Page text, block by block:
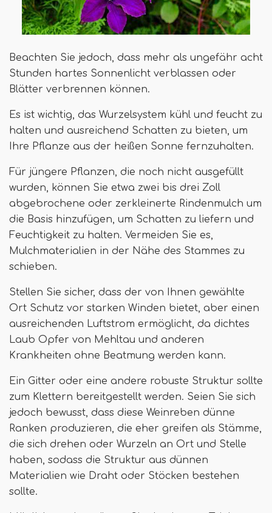
Beachten Sie jedoch, dass mehr als ungefähr acht
Stunden hartes Sonnenlicht verblassen oder
Blätter verbrennen können.
Es ist wichtig, das Wurzelsystem kühl und feucht zu
halten und ausreichend Schatten zu bieten, um
Ihre Pflanze aus der heißen Sonne fernzuhalten.
Für jüngere Pflanzen, die noch nicht ausgefüllt
wurden, können Sie etwa zwei bis drei Zoll
abgebrochene oder zerkleinerte Rindenmulch um
die Basis hinzufügen, um Schatten zu liefern und
Feuchtigkeit zu halten. Vermeiden Sie es,
Mulchmaterialien in der Nähe des Stammes zu
schieben.
Stellen Sie sicher, dass der von Ihnen gewählte
Ort Schutz vor starken Winden bietet, aber einen
ausreichenden Luftstrom ermöglicht, da dichtes
Laub Opfer von Mehltau und anderen
Krankheiten ohne Beatmung werden kann.
Ein Gitter oder eine andere robuste Struktur sollte
zum Klettern bereitgestellt werden. Seien Sie sich
jedoch bewusst, dass diese Weinreben dünne
Ranken produzieren, die eher greifen als Stämme,
die sich drehen oder Wurzeln an Ort und Stelle
haben, sodass die Struktur aus dünnen
Materialien wie Draht oder Stöcken bestehen
sollte.